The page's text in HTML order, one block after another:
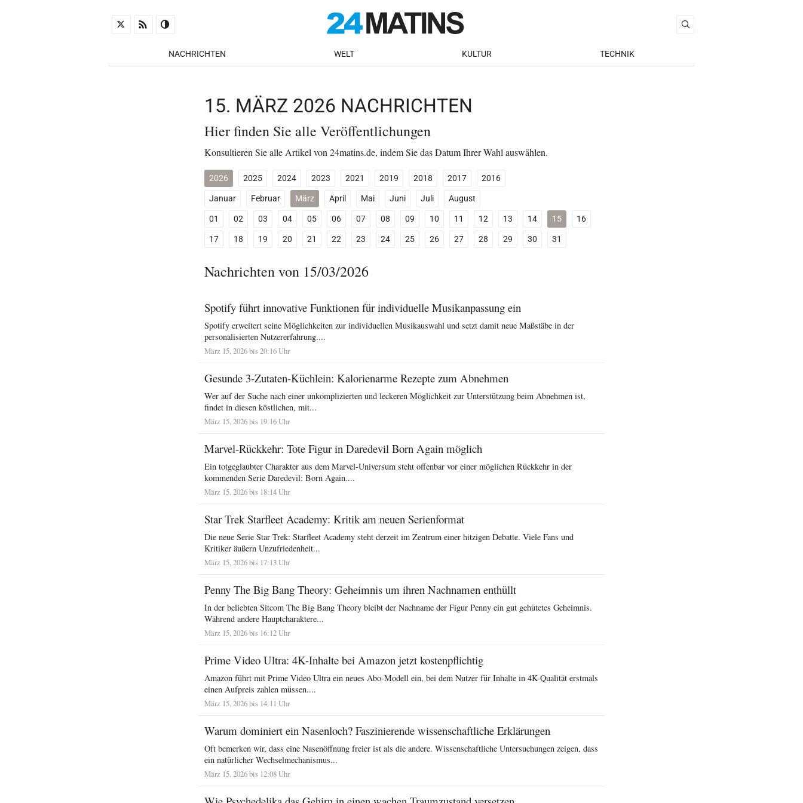
NACHRICHTEN WELT KULTUR TECHNIK
15. MÄRZ 2026 NACHRICHTEN
Hier finden Sie alle Veröffentlichungen
Konsultieren Sie alle Artikel von 24matins.de, indem Sie das Datum Ihrer Wahl auswählen.
2026 2025 2024 2023 2021 2019 2018 2017
2016
Januar
Februar März April Mai Juni Juli
August
01
02 03 04 05 06 07 08 09 10 11 12 13 14 15
16
17
18 19 20 21 22 23 24 25 26 27 28 29 30 31
Nachrichten von 15/03/2026
Spotify führt innovative Funktionen für individuelle Musikanpassung ein
Spotify erweitert seine Möglichkeiten zur individuellen Musikauswahl und setzt damit neue Maßstäbe in der
personalisierten Nutzererfahrung....
März 15, 2026 bis 20:16 Uhr
Gesunde 3-Zutaten-Küchlein: Kalorienarme Rezepte zum Abnehmen
Wer auf der Suche nach einer unkomplizierten und leckeren Möglichkeit zur Unterstützung beim Abnehmen ist,
findet in diesen köstlichen, mit...
März 15, 2026 bis 19:16 Uhr
Marvel-Rückkehr: Tote Figur in Daredevil Born Again möglich
Ein totgeglaubter Charakter aus dem Marvel-Universum steht offenbar vor einer möglichen Rückkehr in der
kommenden Serie Daredevil: Born Again....
März 15, 2026 bis 18:14 Uhr
Star Trek Starfleet Academy: Kritik am neuen Serienformat
Die neue Serie Star Trek: Starfleet Academy steht derzeit im Zentrum einer hitzigen Debatte. Viele Fans und
Kritiker äußern Unzufriedenheit...
März 15, 2026 bis 17:13 Uhr
Penny The Big Bang Theory: Geheimnis um ihren Nachnamen enthüllt
In der beliebten Sitcom The Big Bang Theory bleibt der Nachname der Figur Penny ein gut gehütetes Geheimnis.
Während andere Hauptcharaktere...
März 15, 2026 bis 16:12 Uhr
Prime Video Ultra: 4K-Inhalte bei Amazon jetzt kostenpflichtig
Amazon führt mit Prime Video Ultra ein neues Abo-Modell ein, bei dem Nutzer für Inhalte in 4K-Qualität erstmals
einen Aufpreis zahlen müssen....
März 15, 2026 bis 14:11 Uhr
Warum dominiert ein Nasenloch? Faszinierende wissenschaftliche Erklärungen
Oft bemerken wir, dass eine Nasenöffnung freier ist als die andere. Wissenschaftliche Untersuchungen zeigen, dass
ein natürlicher Wechselmechanismus...
März 15, 2026 bis 12:08 Uhr